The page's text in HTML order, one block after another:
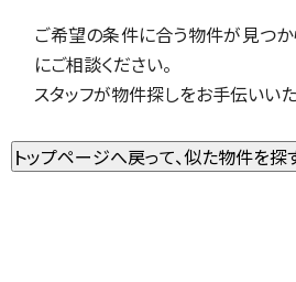
ご希望の条件に合う物件が見つ
にご相談ください。
スタッフが物件探しをお手伝いいた